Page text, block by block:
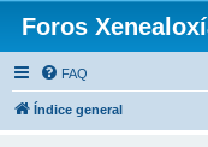
Foros
FAQ
Índice general